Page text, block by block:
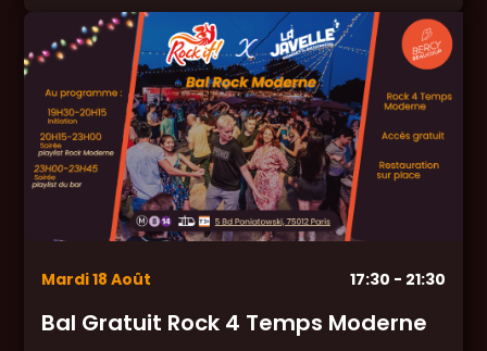
Mardi18 Août 17:30 - 21:30
Bal Gratuit Rock 4 Temps Moderne